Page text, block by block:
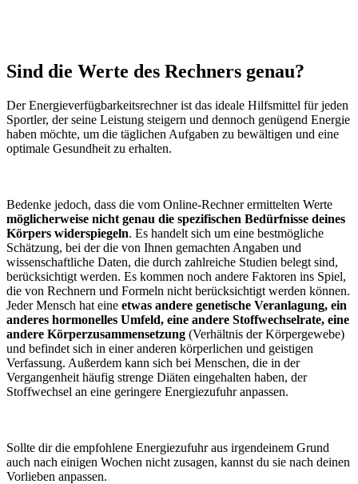
Sind die Werte des Rechners genau?
Der Energieverfügbarkeitsrechner ist das ideale Hilfsmittel für jeden
Sportler, der seine Leistung steigern und dennoch genügend Energie
haben möchte, um die täglichen Aufgaben zu bewältigen und eine
optimale Gesundheit zu erhalten.
Bedenke jedoch, dass die vom Online-Rechner ermittelten Werte
möglicherweise nicht genau die spezifischen Bedürfnisse deines
Körpers widerspiegeln. Es handelt sich um eine bestmögliche
Schätzung, bei der die von Ihnen gemachten Angaben und
wissenschaftliche Daten, die durch zahlreiche Studien belegt sind,
berücksichtigt werden. Es kommen noch andere Faktoren ins Spiel,
die von Rechnern und Formeln nicht berücksichtigt werden können.
Jeder Mensch hat eine etwas andere genetische Veranlagung, ein
anderes hormonelles Umfeld, eine andere Stoffwechselrate, eine
andere Körperzusammensetzung (Verhältnis der Körpergewebe)
und befindet sich in einer anderen körperlichen und geistigen
Verfassung. Außerdem kann sich bei Menschen, die in der
Vergangenheit häufig strenge Diäten eingehalten haben, der
Stoffwechsel an eine geringere Energiezufuhr anpassen.
Sollte dir die empfohlene Energiezufuhr aus irgendeinem Grund
auch nach einigen Wochen nicht zusagen, kannst du sie nach deinen
Vorlieben anpassen.